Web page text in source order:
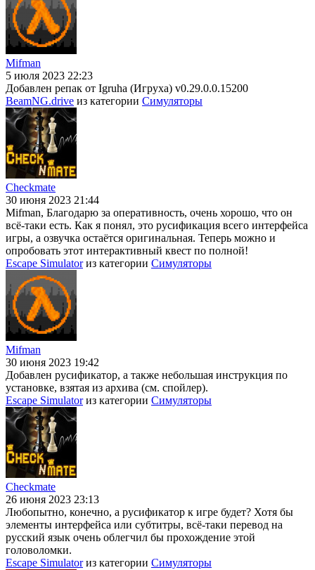
Mifman
5 июля 2023 22:23
Добавлен репак от Igruha (Игруха) v0.29.0.0.15200
BeamNG.drive из категории Симуляторы
Checkmate
30 июня 2023 21:44
Mifman, Благодарю за оперативность, очень хорошо, что он
всё-таки есть. Как я понял, это русификация всего интерфейса
игры, а озвучка остаётся оригинальная. Теперь можно и
опробовать этот интерактивный квест по полной!
Escape Simulatorиз категории Симуляторы
Mifman
30 июня 2023 19:42
Добавлен русификатор, а также небольшая инструкция по
установке, взятая из архива (см. спойлер).
Escape Simulatorиз категории Симуляторы
Checkmate
26 июня 2023 23:13
Любопытно, конечно, а русификатор к игре будет? Хотя бы
элементы интерфейса или субтитры, всё-таки перевод на
русский язык очень облегчил бы прохождение этой
головоломки.
Escape Simulatorиз категории Симуляторы